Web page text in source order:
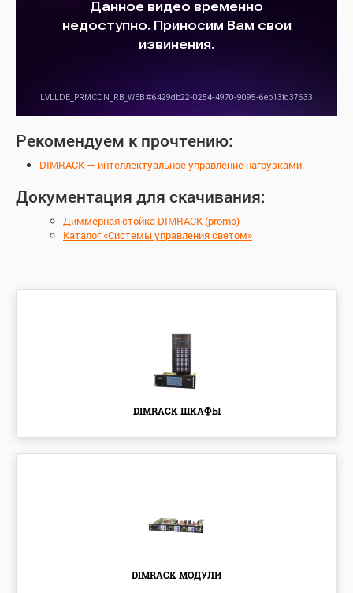
Рекомендуем к прочтению:
DIMRACK — интеллектуальное управление нагрузками
Документация для скачивания:
Диммерная стойка DIMRACK (promo)
Каталог «Системы управления светом»
DIMRACK ШКАФЫ
DIMRACK МОДУЛИ